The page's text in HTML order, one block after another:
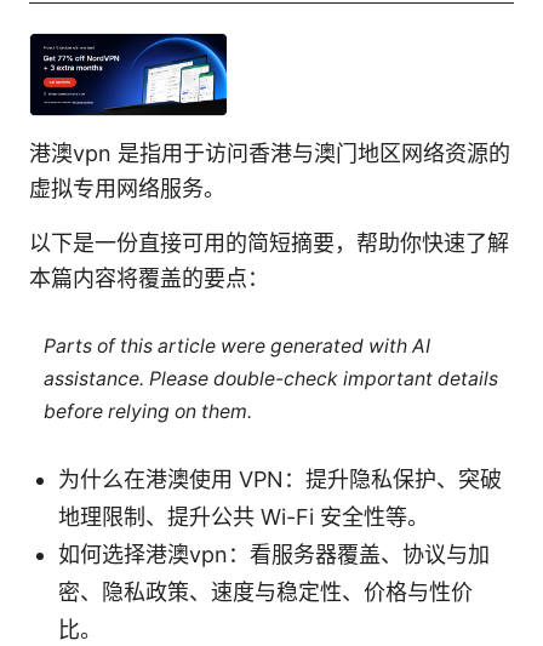
港澳vpn 是指用于访问香港与澳门地区网络资源的
虚拟专用网络服务。
以下是一份直接可用的简短摘要，帮助你快速了解
本篇内容将覆盖的要点：
Parts of this article were generated with AI
assistance. Please double-check important details
before relying on them.
为什么在港澳使用 VPN：提升隐私保护、突破
地理限制、提升公共 Wi-Fi 安全性等。
如何选择港澳vpn：看服务器覆盖、协议与加
密、隐私政策、速度与稳定性、价格与性价
比。